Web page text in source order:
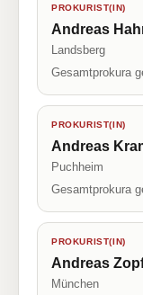
PROKURIST(IN)
Andreas
Landsberg
Gesamtprokura
PROKURIST(IN)
Andreas
Puchheim
Gesamtprokura
PROKURIST(IN)
Andreas
München